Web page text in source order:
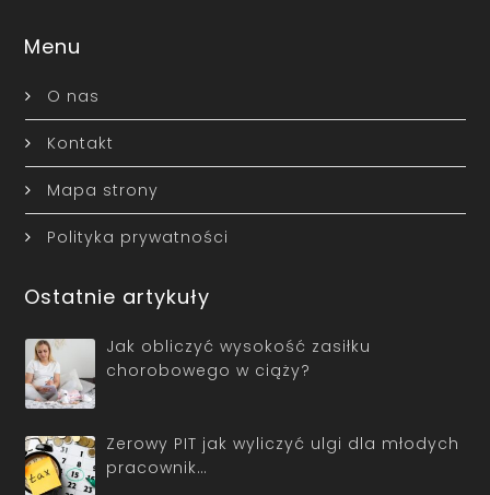
Menu
O nas
Kontakt
Mapa strony
Polityka prywatności
Ostatnie artykuły
Jak obliczyć wysokość zasiłku
chorobowego w ciąży?
Zerowy PIT jak wyliczyć ulgi dla młodych
pracownik…